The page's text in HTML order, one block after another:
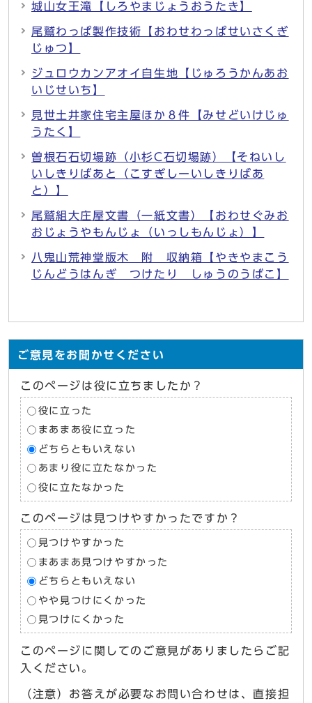
城山女王滝【しろやまじょうおうたき】
尾鷲わっぱ製作技術【おわせわっぱせいさくぎ
じゅつ】
ジュロウカンアオイ自生地【じゅろうかんあお
いじせいち】
見世土井家住宅主屋ほか８件【みせどいけじゅ
うたく】
曽根石石切場跡（小杉C石切場跡）【そねいし
いしきりばあと（こすぎしーいしきりばあ
と）】
尾鷲組大庄屋文書（一紙文書）【おわせぐみお
おじょうやもんじょ（いっしもんじょ）】
八鬼山荒神堂版木 附 収納箱【やきやまこう
じんどうはんぎ つけたり しゅうのうばこ】
ご意見をお聞かせください
このページは役に立ちましたか？
役に立った
まあまあ役に立った
どちらともいえない
あまり役に立たなかった
役に立たなかった
このページは見つけやすかったですか？
見つけやすかった
まあまあ見つけやすかった
どちらともいえない
やや見つけにくかった
見つけにくかった
このページに関してのご意見がありましたらご記
入ください。
（注意）お答えが必要なお問い合わせは、直接担